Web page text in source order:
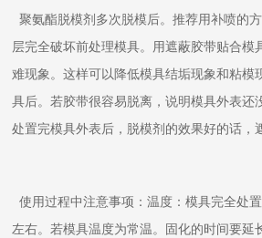
聚氨酯脱模剂多次脱模后。推荐用补喷的
层完全破坏前处理模具。用遮蔽胶带贴合模
难现象。这样可以降低模具结垢现象和粘模
具后。若胶带很容易脱离，说明模具外表还
处置完模具外表后，脱模剂的效果好的话，
使用过程中注意事项：温度：模具完全处
左右。若模具温度为常温。固化的时间要延